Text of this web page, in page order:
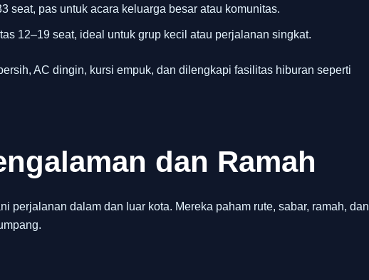
seat, pas untuk acara keluarga besar atau komunitas.
12–19 seat, ideal untuk grup kecil atau perjalanan singkat.
AC dingin, kursi empuk, dan dilengkapi fasilitas hiburan seperti
dan Ramah
perjalanan dalam dan luar kota. Mereka paham rute, sabar, ramah, dan